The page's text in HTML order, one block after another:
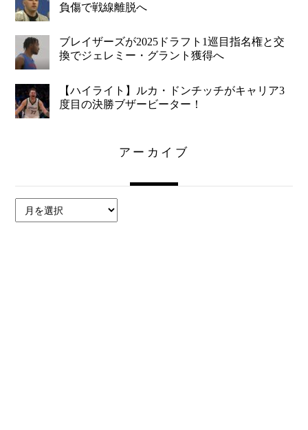
負傷で戦線離脱へ
ブレイザーズが2025ドラフト1巡目指名権と交
換でジェレミー・グラント獲得へ
【ハイライト】ルカ・ドンチッチがキャリア3
度目の決勝ブザービーター！
アーカイブ
ー